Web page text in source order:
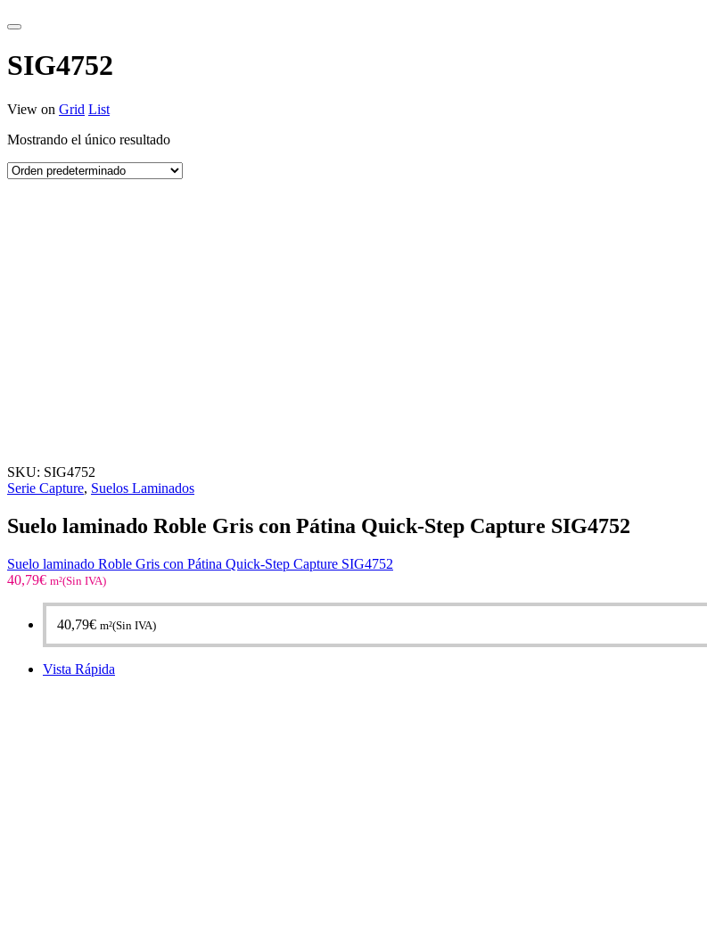
SIG4752
View on Grid List
Mostrando el único resultado
SKU: SIG4752
Serie Capture, Suelos Laminados
Suelo laminado Roble Gris con Pátina Quick-Step Capture SIG4752
Suelo laminado Roble Gris con Pátina Quick-Step Capture SIG4752
40,79€ m²(Sin IVA)
40,79€ m²(Sin IVA)
Vista Rápida